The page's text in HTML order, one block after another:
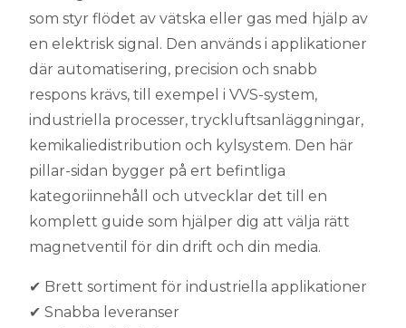
som styr flödet av vätska eller gas med hjälp av
en elektrisk signal. Den används i applikationer
där automatisering, precision och snabb
respons krävs, till exempel i VVS-system,
industriella processer, tryckluftsanläggningar,
kemikaliedistribution och kylsystem. Den här
pillar-sidan bygger på ert befintliga
kategoriinnehåll och utvecklar det till en
komplett guide som hjälper dig att välja rätt
magnetventil för din drift och din media.
✔ Brett sortiment för industriella applikationer
✔ Snabba leveranser